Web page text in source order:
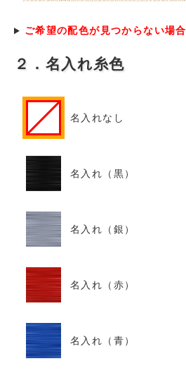
ご希望の配色が見つからない場合
２．名入れ糸色
名入れなし
名入れ（黒）
名入れ（銀）
名入れ（赤）
名入れ（青）